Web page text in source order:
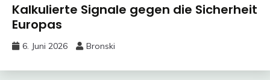
Kalkulierte Signale gegen die Sicherheit
Europas
6. Juni 2026 Bronski